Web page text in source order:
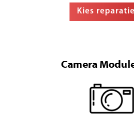
Kies reparatie
Camera